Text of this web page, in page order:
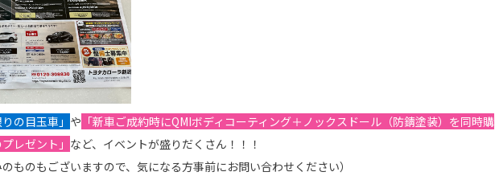
の目玉車」 や 「新車ご成約時にQMIボディコーティング＋ノックスドール（防錆塗装）を同時購
レゼント」 など、イベントが盛りだくさん！！！
ものもございますので、気になる方事前にお問い合わせください）